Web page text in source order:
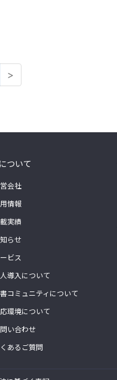
>
ついて
会社
情報
実績
らせ
ビス
導入について
コミュニティについて
環境について
い合わせ
あるご質問